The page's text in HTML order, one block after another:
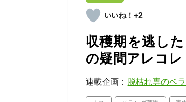
+2
収穫期を逃し
の疑問アレコレ
連載企画： 脱枯れ専のベ